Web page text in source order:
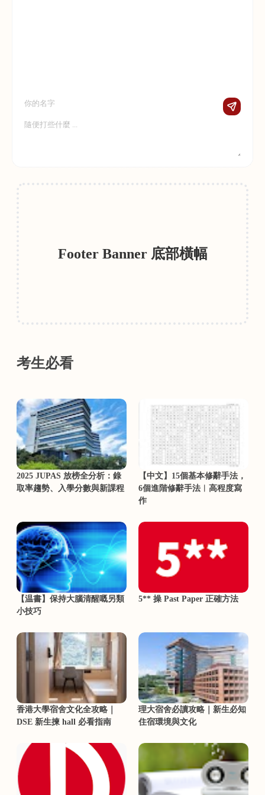
Footer Banner 底部橫幅
考生必看
2025 JUPAS 放榜全分析：錄
取率趨勢、入學分數與新課程
【中文】15個基本修辭手法，
6個進階修辭手法︳高程度寫
作
【温書】保持大腦清醒嘅另類
小技巧
5** 操 Past Paper 正確方法
香港大學宿舍文化全攻略｜
DSE 新生揀 hall 必看指南
理大宿舍必讀攻略｜新生必知
住宿環境與文化